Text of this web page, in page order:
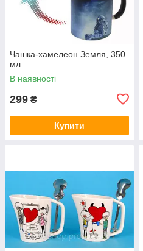
Чашка-хамелеон Земля, 350
мл
В наявності
299 ₴
Купити